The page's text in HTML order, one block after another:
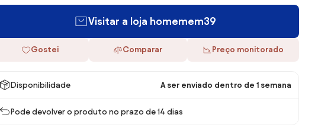
Visitar a loja homemem39
Gostei Comparar Preço monitorado
Disponibilidade A ser enviado dentro de 1 semana
Pode devolver o produto no prazo de 14 dias